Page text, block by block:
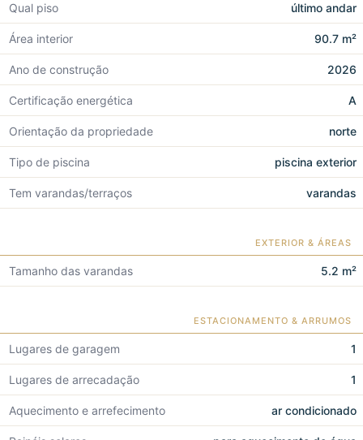
Qual piso último andar
Área interior 90.7 m²
Ano de construção 2026
Certificação energética A
Orientação da propriedade norte
Tipo de piscina piscina exterior
Tem varandas/terraços varandas
EXTERIOR & ÁREAS
Tamanho das varandas 5.2 m²
ESTACIONAMENTO & ARRUMOS
Lugares de garagem 1
Lugares de arrecadação 1
Aquecimento e arrefecimento ar condicionado